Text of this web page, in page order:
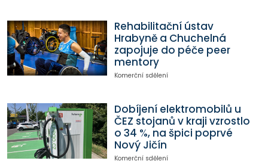
Rehabilitační ústav
Hrabyně a Chuchelná
zapojuje do péče peer
mentory
Komerční sdělení
Dobíjení elektromobilů u
ČEZ stojanů v kraji vzrostlo
o 34 %, na špici poprvé
Nový Jičín
Komerční sdělení